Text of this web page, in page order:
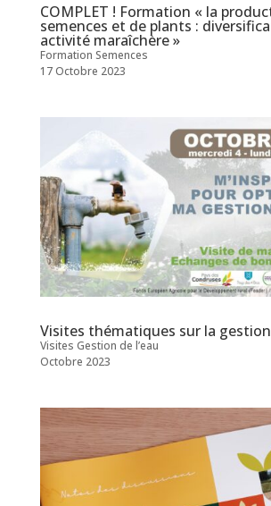
COMPLET ! Formation « la
semences et de plants :
activité maraîchère »
Formation Semences
17 Octobre 2023
Visites thématiques sur la gestion
Visites Gestion de l’eau
Octobre 2023